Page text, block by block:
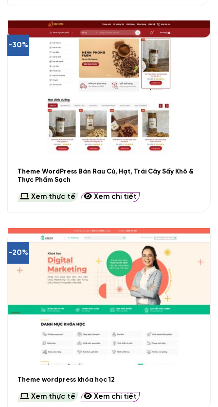
-30%
Theme WordPress Bán Rau Củ, Hạt, Trái Cây Sấy Khô &
Thực Phẩm Sạch
Xem thực tế Xem chi tiết
-20%
Theme wordpress khóa học 12
Xem thực tế Xem chi tiết